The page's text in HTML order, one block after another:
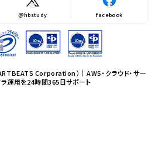
@hbstudy facebook
Corporation）｜AWS・クラウド・サー
運用を24時間365日サポート